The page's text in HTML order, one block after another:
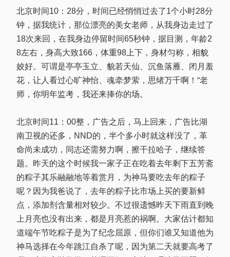
北京时间10：28分，时间已经悄悄过去了1个小时28分
钟，据我统计，那位漂亮的美女老师，从我身边走过了
18次来回，在我身边停留时间65秒钟，据目测，年龄2
8左右，身高大致166，体重98上下，身材匀称，相貌
姣好。可谓是亭亭玉立、貌若天仙、沉鱼落雁、闭月羞
花，让人看过心旷神怡、魂牵梦萦，思绪万千啊！“老
师，你明年监考，我还来捧你的场。
北京时间11：00整，广告之后，马上回来，广告比湖
南卫视的还多，NND的，半个多小时就这样没了，革
命尚未成功，同志还需努力啊，擦干拉哈子，继续答
题。昨天的这个时候我一家子正在吃着去年剩下五芳斋
的粽子其乐融融地等着赏月，为神马要吃去年的粽子
呢？因为我爸说了，去年的粽子比市场上买的要新鲜
点，添加剂含量相对较少。不过很遗憾昨天下雨直到晚
上月亮也没有出来，都是月亮惹的祸啊。大家估计都知
道端午节吃粽子是为了纪念屈原，但你们谁又知道他为
神马选择在今年跳江自杀了呢，因为第二天就要高考了